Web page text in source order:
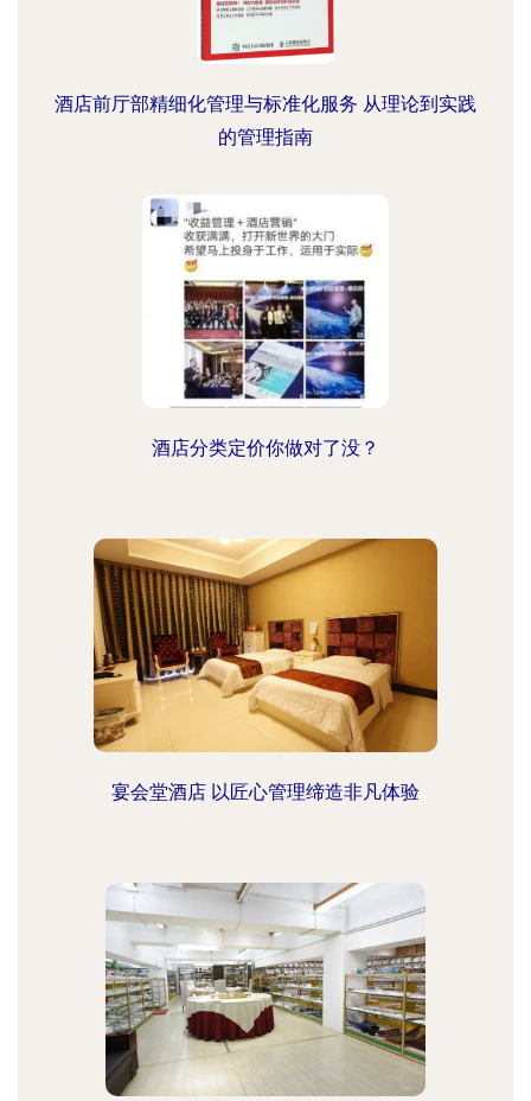
酒店前厅部精细化管理与标准化服务 从理论到实践
的管理指南
酒店分类定价你做对了没？
宴会堂酒店 以匠心管理缔造非凡体验